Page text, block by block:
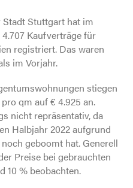
kaufen
& Tipps
Stuttgart hat im
Kaufverträge für
registriert. Das waren
im Vorjahr.
stiegen
qm auf € 4.925 an.
nicht repräsentativ, da
Halbjahr 2022 aufgrund
geboomt hat. Generell
Preise bei gebrauchten
10 % beobachten.